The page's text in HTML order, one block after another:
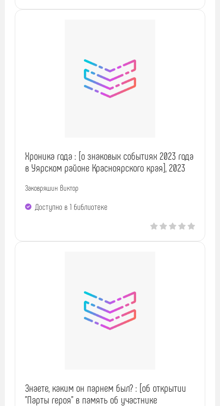
Хроника года : [о знаковых событиях 2023 года
в Уярском районе Красноярского края], 2023
Заковряшин Виктор
Доступно в 1 библиотекe
Знаете, каким он парнем был? : [об открытии
"Парты героя" в память об участнике